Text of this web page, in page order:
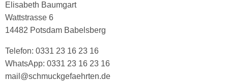
Elisabeth Baumgart
Wattstrasse 6
14482 Potsdam Babelsberg
Telefon: 0331 23 16 23 16
WhatsApp: 0331 23 16 23 16
mail@schmuckgefaehrten.de